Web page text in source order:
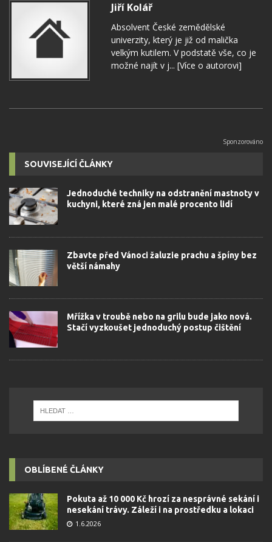
Jiří Kolář
Absolvent České zemědělské
univerzity, který je již od malička
velkým kutilem. V podstatě vše, co je
možné najít v j... [Více o autorovi]
SOUVISEJÍCÍ ČLÁNKY
Jednoduché techniky na odstranění mastnoty v
kuchyni, které zná jen malé procento lidí
Zbavte před Vánoci žaluzie prachu a špíny bez
větší námahy
Mřížka v troubě nebo na grilu bude jako nová.
Stačí vyzkoušet jednoduchý postup čištění
OBLÍBENÉ ČLÁNKY
Pokuta až 10 000 Kč hrozí za nesprávné sekání i
nesekání trávy. Záleží i na prostředku a lokaci
1.6.2026